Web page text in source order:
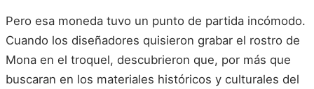
Pero esa moneda tuvo un punto de partida incómodo.
Cuando los diseñadores quisieron grabar el rostro de
Mona en el troquel, descubrieron que, por más que
buscaran en los materiales históricos y culturales del